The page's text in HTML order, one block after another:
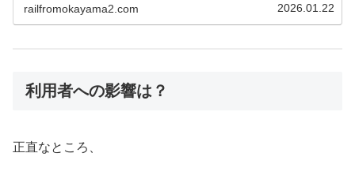
railfromokayama2.com 2026.01.22
利用者への影響は？
正直なところ、